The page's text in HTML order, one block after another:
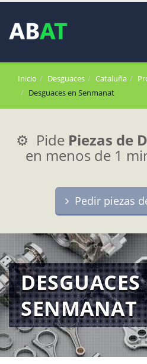
Inicio Desguaces Cataluña
Desguaces en Senmanat
⚙️ Pide Piezas de
en menos de 1
Pedir piezas
SENMANAT